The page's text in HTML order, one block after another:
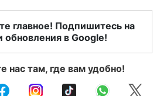
главное! Подпишитесь на
обновления в Google!
нас там, где вам удобно!